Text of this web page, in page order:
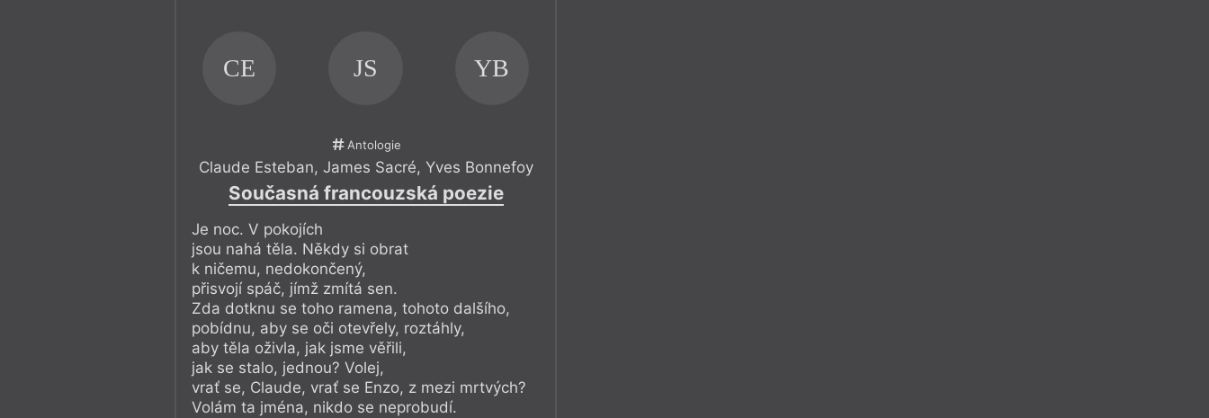
CE JS YB
Antologie
Claude Esteban, James Sacré, Yves Bonnefoy
Současná francouzská poezie
Je noc. V pokojích
jsou nahá těla. Někdy si obrat
k ničemu, nedokončený,
přisvojí spáč, jímž zmítá sen.
Zda dotknu se toho ramena, tohoto dalšího,
pobídnu, aby se oči otevřely, roztáhly,
aby těla oživla, jak jsme věřili,
jak se stalo, jednou? Volej,
vrať se, Claude, vrať se Enzo, z mezi mrtvých?
Volám ta jména, nikdo se neprobudí.